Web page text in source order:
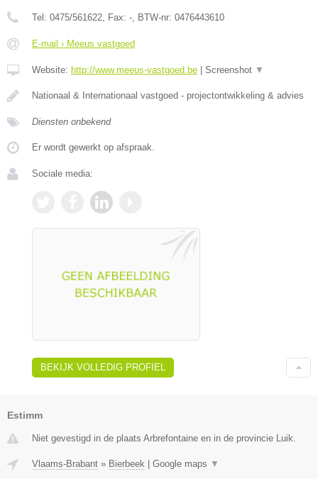
Tel: 0475/561622, Fax: -, BTW-nr: 0476443610
E-mail › Meeus vastgoed
Website: http://www.meeus-vastgoed.be Screenshot ▼
Nationaal & Internationaal vastgoed - projectontwikkeling & advies
Diensten onbekend
Er wordt gewerkt op afspraak.
Sociale media:
BEKIJK VOLLEDIG PROFIEL
Estimm
Niet gevestigd in de plaats Arbrefontaine en in de provincie Luik.
Vlaams-Brabant » Bierbeek Google maps ▼